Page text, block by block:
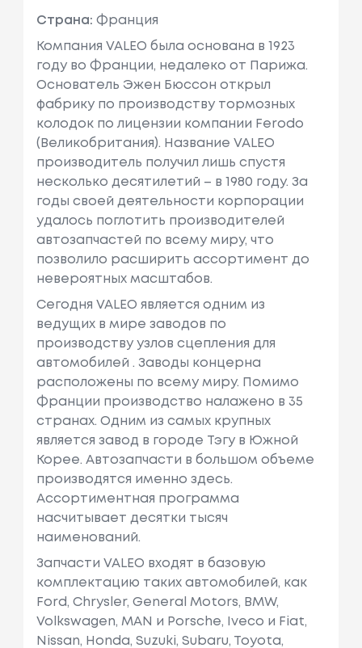
Страна: Франция
Компания VALEO была основана в 1923
году во Франции, недалеко от Парижа.
Основатель Эжен Бюссон открыл
фабрику по производству тормозных
колодок по лицензии компании Ferodo
(Великобритания). Название VALEO
производитель получил лишь спустя
несколько десятилетий – в 1980 году. За
годы своей деятельности корпорации
удалось поглотить производителей
автозапчастей по всему миру, что
позволило расширить ассортимент до
невероятных масштабов.
Сегодня VALEO является одним из
ведущих в мире заводов по
производству узлов сцепления для
автомобилей . Заводы концерна
расположены по всему миру. Помимо
Франции производство налажено в 35
странах. Одним из самых крупных
является завод в городе Тэгу в Южной
Корее. Автозапчасти в большом объеме
производятся именно здесь.
Ассортиментная программа
насчитывает десятки тысяч
наименований.
Запчасти VALEO входят в базовую
комплектацию таких автомобилей, как
Ford, Chrysler, General Motors, BMW,
Volkswagen, MAN и Porsche, Iveco и Fiat,
Nissan, Honda, Suzuki, Subaru, Toyota,